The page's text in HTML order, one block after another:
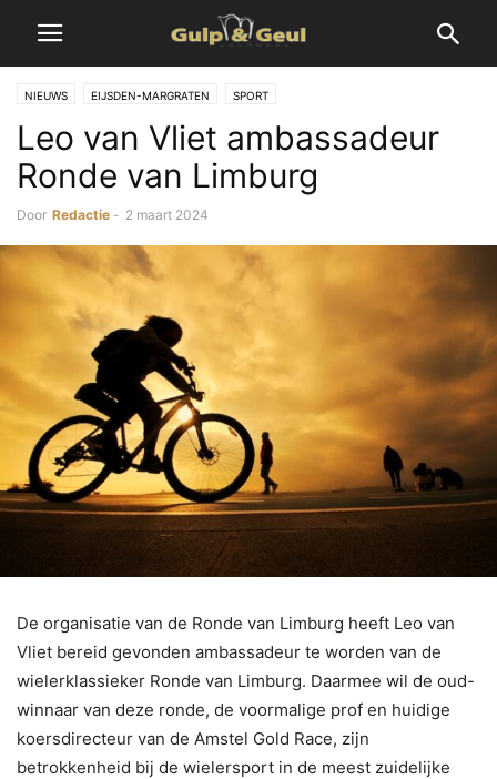
NIEUWS EIJSDEN-MARGRATEN SPORT
Leo van Vliet ambassadeur
Ronde van Limburg
Door Redactie - 2 maart 2024
De organisatie van de Ronde van Limburg heeft Leo van
Vliet bereid gevonden ambassadeur te worden van de
wielerklassieker Ronde van Limburg. Daarmee wil de oud-
winnaar van deze ronde, de voormalige prof en huidige
koersdirecteur van de Amstel Gold Race, zijn
betrokkenheid bij de wielersport in de meest zuidelijke